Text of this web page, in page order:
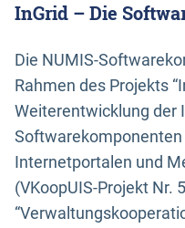
InGrid – Die
Die NUMIS-
Rahmen des Projekts
Weiterentwicklung der
Internetportalen und
(VKoopUIS-Projekt Nr.